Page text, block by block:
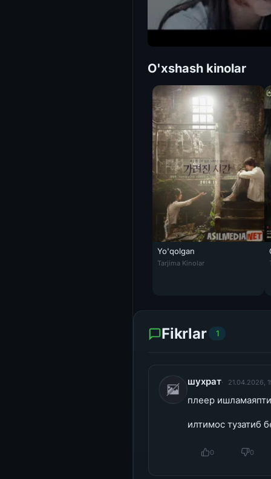
O'xshash kinolar
Yo'qolgan
Yo'qolgan / Yo'qotilgan vaqt:
Tarjima Kinolar
Fikrlar 1
шухрат 21.04.2026,
плеер ишламаяпти
илтимос тузатиб
0 0